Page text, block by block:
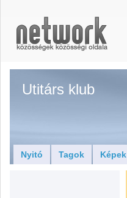
Utitárs klub
Nyitó Tagok Képek